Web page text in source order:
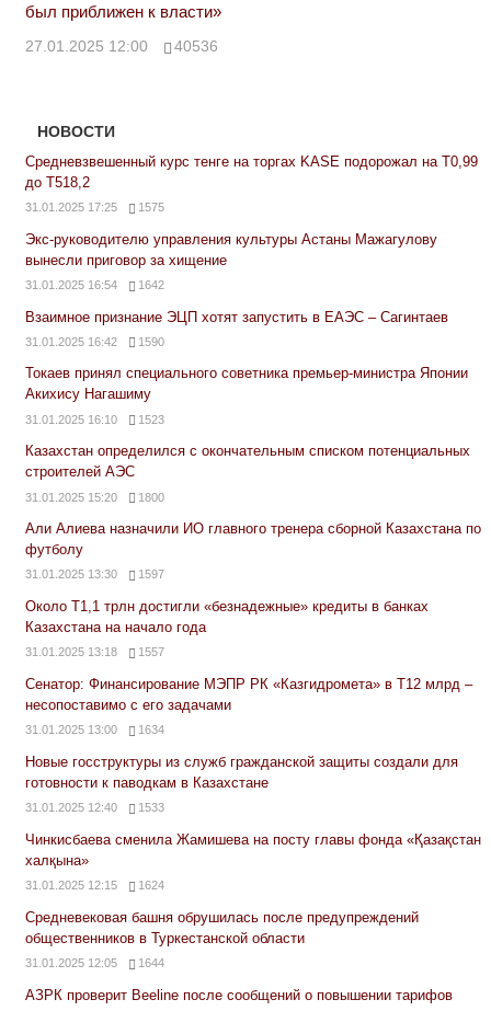
был приближен к власти»
27.01.2025 12:00 40536
НОВОСТИ
Средневзвешенный курс тенге на торгах KASE подорожал на Т0,99
до Т518,2
31.01.2025 17:25 1575
Экс-руководителю управления культуры Астаны Мажагулову
вынесли приговор за хищение
31.01.2025 16:54 1642
Взаимное признание ЭЦП хотят запустить в ЕАЭС – Сагинтаев
31.01.2025 16:42 1590
Токаев принял специального советника премьер-министра Японии
Акихису Нагашиму
31.01.2025 16:10 1523
Казахстан определился с окончательным списком потенциальных
строителей АЭС
31.01.2025 15:20 1800
Али Алиева назначили ИО главного тренера сборной Казахстана по
футболу
31.01.2025 13:30 1597
Около Т1,1 трлн достигли «безнадежные» кредиты в банках
Казахстана на начало года
31.01.2025 13:18 1557
Сенатор: Финансирование МЭПР РК «Казгидромета» в Т12 млрд –
несопоставимо с его задачами
31.01.2025 13:00 1634
Новые госструктуры из служб гражданской защиты создали для
готовности к паводкам в Казахстане
31.01.2025 12:40 1533
Чинкисбаева сменила Жамишева на посту главы фонда «Қазақстан
халқына»
31.01.2025 12:15 1624
Средневековая башня обрушилась после предупреждений
общественников в Туркестанской области
31.01.2025 12:05 1644
АЗРК проверит Beeline после сообщений о повышении тарифов